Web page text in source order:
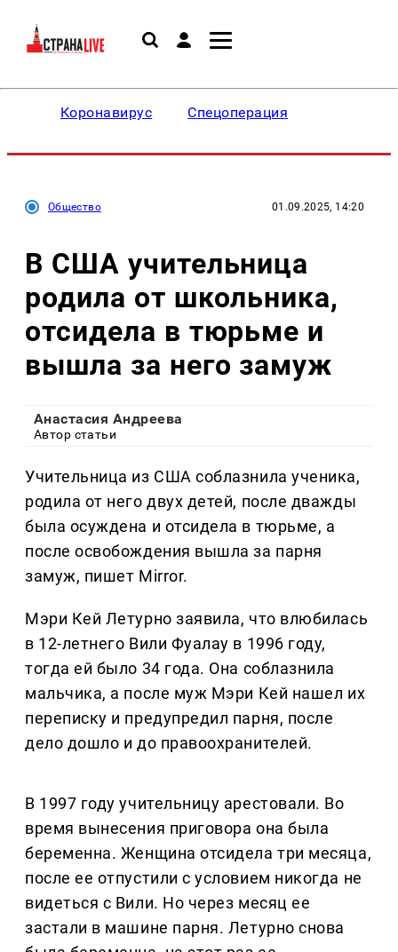
Коронавирус Спецоперация
Общество 01.09.2025, 14:20
В США учительница
родила от школьника,
отсидела в тюрьме и
вышла за него замуж
Анастасия Андреева
Автор статьи
Учительница из США соблазнила ученика,
родила от него двух детей, после дважды
была осуждена и отсидела в тюрьме, а
после освобождения вышла за парня
замуж, пишет Mirror.
Мэри Кей Летурно заявила, что влюбилась
в 12-летнего Вили Фуалау в 1996 году,
тогда ей было 34 года. Она соблазнила
мальчика, а после муж Мэри Кей нашел их
переписку и предупредил парня, после
дело дошло и до правоохранителей.
В 1997 году учительницу арестовали. Во
время вынесения приговора она была
беременна. Женщина отсидела три месяца,
после ее отпустили с условием никогда не
видеться с Вили. Но через месяц ее
застали в машине парня. Летурно снова